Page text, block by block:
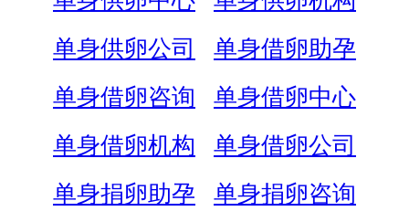
单身供卵公司
单身借卵助孕
单身借卵咨询
单身借卵中心
单身借卵机构
单身借卵公司
单身捐卵助孕
单身捐卵咨询